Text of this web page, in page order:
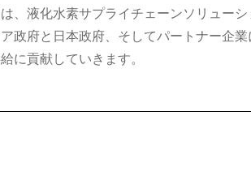
、液化水素サプライチェーンソリュー
政府と日本政府、そしてパートナー企
に貢献していきます。